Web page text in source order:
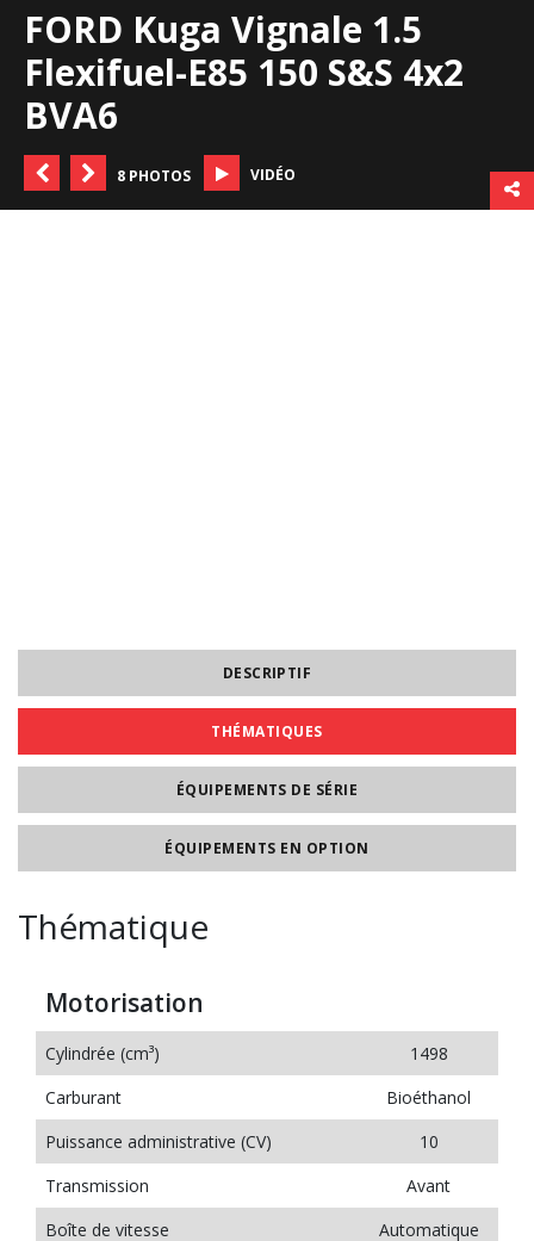
FORD Kuga Vignale 1.5
Flexifuel-E85 150 S&S 4x2
BVA6
8 PHOTOS VIDÉO
DESCRIPTIF
THÉMATIQUES
ÉQUIPEMENTS DE SÉRIE
ÉQUIPEMENTS EN OPTION
Thématique
Motorisation
Cylindrée (cm³)
1498
Carburant
Bioéthanol
Puissance administrative (CV)
10
Transmission
Avant
Boîte de vitesse
Automatique